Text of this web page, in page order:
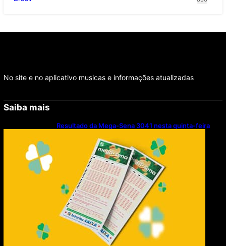
No site e no aplicativo musicas e informações atualizadas
Saiba mais
Resultado da Mega-Sena 3041 nesta quinta-feira